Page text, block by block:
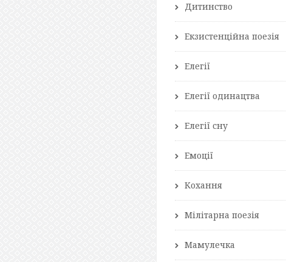
Дитинство
Екзистенційна поезія
Елегії
Елегії одинацтва
Елегії сну
Емоції
Кохання
Мілітарна поезія
Мамулечка